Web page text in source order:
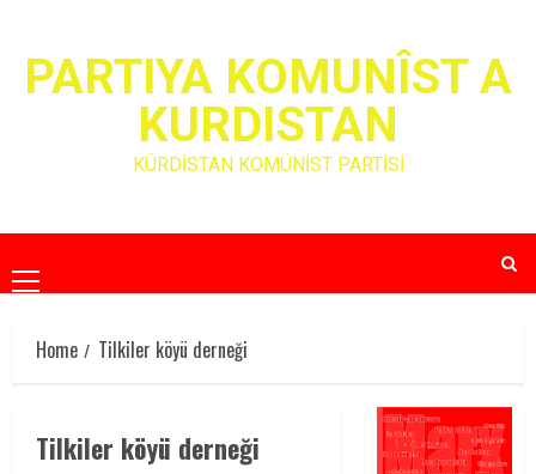
contentPARTIYA KOMUNÎST A
KURDISTAN
KÜRDİSTAN KOMÜNİST PARTİSİ
Primary
Menu
Home
Tilkiler köyü derneği
Tilkiler köyü derneği